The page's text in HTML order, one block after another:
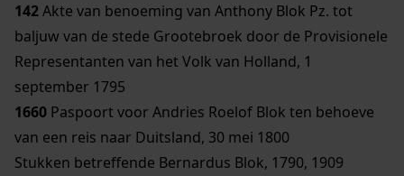
142Akte van benoeming van Anthony Blok Pz. tot
baljuw van de stede Grootebroek door de Provisionele
Representanten van het Volk van Holland, 1
september 1795
1660 Paspoort voor Andries Roelof Blok ten behoeve
van een reis naar Duitsland, 30 mei 1800
Stukken betreffende Bernardus Blok, 1790, 1909